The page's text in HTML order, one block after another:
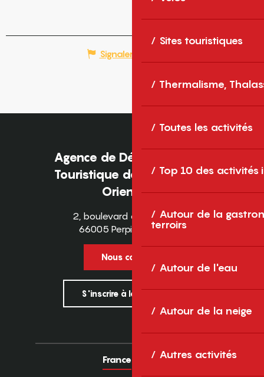
Sites touristiques
Thermalisme,
Toutes les activités
Top 10 des activités
Autour de la
terroirs
Autour de l'eau
Autour de la neige
Autres activités
Signaler une erreur
Agence de Développement
Touristique des Pyrénées-
Orientales
2, boulevard des Pyrénées
66005 Perpignan Cedex
Nous contacter
S'inscrire à la newsletter
France Europe